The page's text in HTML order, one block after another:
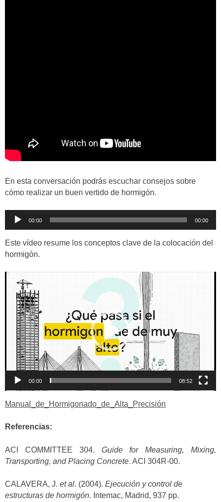
En esta conversación podrás escuchar consejos sobre
cómo realizar un buen vertido de hormigón.
Reproductor
audio
00:00 00:00
Este vídeo resume los conceptos clave de la colocación del
hormigón.
Reproductor
vídeo
00:00 08:52
Manual_de_Hormigonado_de_Alta_Precisión
Referencias:
ACI COMMITTEE 304. Guide for Measuring, Mixing,
Transporting, and Placing Concrete. ACI 304R-00.
CALAVERA, J. et al. (2004). Ejecución y control de
estructuras de hormigón. Intemac, Madrid, 937 pp.